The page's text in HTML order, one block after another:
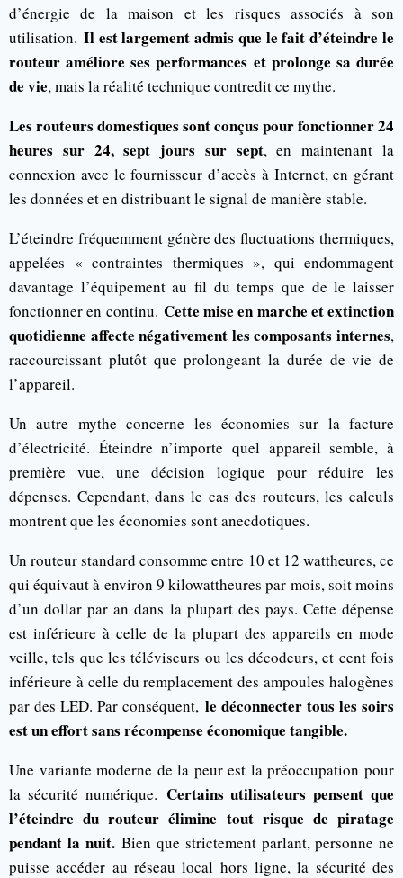
d’énergie de la maison et les risques associés à son
utilisation. Il est largement admis que le fait d’éteindre le
routeur améliore ses performances et prolonge sa durée
de vie, mais la réalité technique contredit ce mythe.
Les routeurs domestiques sont conçus pour fonctionner 24
heures sur 24, sept jours sur sept, en maintenant la
connexion avec le fournisseur d’accès à Internet, en gérant
les données et en distribuant le signal de manière stable.
L’éteindre fréquemment génère des fluctuations thermiques,
appelées « contraintes thermiques », qui endommagent
davantage l’équipement au fil du temps que de le laisser
fonctionner en continu. Cette mise en marche et extinction
quotidienne affecte négativement les composants internes,
raccourcissant plutôt que prolongeant la durée de vie de
l’appareil.
Un autre mythe concerne les économies sur la facture
d’électricité. Éteindre n’importe quel appareil semble, à
première vue, une décision logique pour réduire les
dépenses. Cependant, dans le cas des routeurs, les calculs
montrent que les économies sont anecdotiques.
Un routeur standard consomme entre 10 et 12 wattheures, ce
qui équivaut à environ 9 kilowattheures par mois, soit moins
d’un dollar par an dans la plupart des pays. Cette dépense
est inférieure à celle de la plupart des appareils en mode
veille, tels que les téléviseurs ou les décodeurs, et cent fois
inférieure à celle du remplacement des ampoules halogènes
par des LED. Par conséquent, le déconnecter tous les soirs
est un effort sans récompense économique tangible.
Une variante moderne de la peur est la préoccupation pour
la sécurité numérique. Certains utilisateurs pensent que
l’éteindre du routeur élimine tout risque de piratage
pendant la nuit.Bien que strictement parlant, personne ne
puisse accéder au réseau local hors ligne, la sécurité des